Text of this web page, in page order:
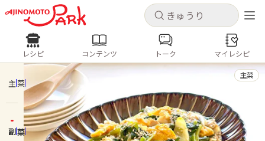
キャンセル
ログインするとレシピを保存できます
ログイン
ホーム
キャンセル
レシピ コンテンツ
人気の食材・レシピ
きゅうり なす トマト
とうもろこし
レシピ コンテンツ トーク マイレシピ
主菜
副菜
主菜